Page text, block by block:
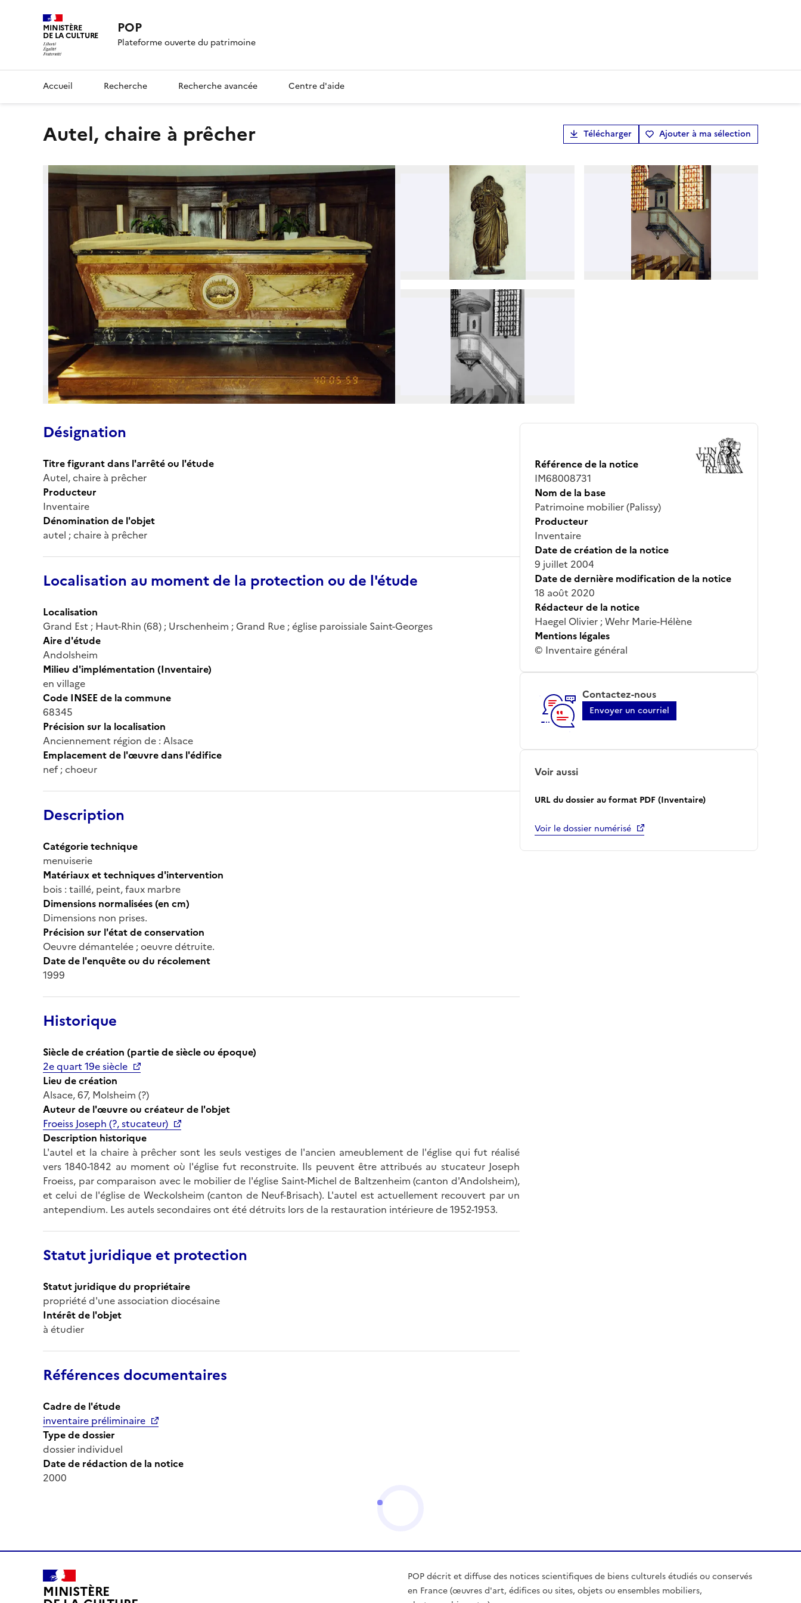
MINISTÈRE
DE LA CULTURE POP
Plateforme ouverte du patrimoine
Accueil Recherche Recherche avancée Centre d'aide
Autel, chaire à prêcher Télécharger Ajouter à ma sélection
Désignation
Titre figurant dans l'arrêté ou l'étude
Autel, chaire à prêcher
Producteur
Inventaire
Dénomination de l'objet
autel ; chaire à prêcher
Localisation au moment de la protection ou de l'étude
Localisation
Grand Est ; Haut-Rhin (68) ; Urschenheim ; Grand Rue ; église paroissiale Saint-Georges
Aire d'étude
Andolsheim
Milieu d'implémentation (Inventaire)
en village
Code INSEE de la commune
68345
Précision sur la localisation
Anciennement région de : Alsace
Emplacement de l'œuvre dans l'édifice
nef ; choeur
Description
Catégorie technique
menuiserie
Matériaux et techniques d'intervention
bois : taillé, peint, faux marbre
Dimensions normalisées (en cm)
Dimensions non prises.
Précision sur l'état de conservation
Oeuvre démantelée ; oeuvre détruite.
Date de l'enquête ou du récolement
1999
Historique
Siècle de création (partie de siècle ou époque)
2e quart 19e siècle
Lieu de création
Alsace, 67, Molsheim (?)
Auteur de l'œuvre ou créateur de l'objet
Froeiss Joseph (?, stucateur)
Description historique
L'autel et la chaire à prêcher sont les seuls vestiges de l'ancien ameublement de l'église qui fut réalisé
vers 1840-1842 au moment où l'église fut reconstruite. Ils peuvent être attribués au stucateur Joseph
Froeiss, par comparaison avec le mobilier de l'église Saint-Michel de Baltzenheim (canton d'Andolsheim),
et celui de l'église de Weckolsheim (canton de Neuf-Brisach). L'autel est actuellement recouvert par un
antependium. Les autels secondaires ont été détruits lors de la restauration intérieure de 1952-1953.
Statut juridique et protection
Statut juridique du propriétaire
propriété d'une association diocésaine
Intérêt de l'objet
à étudier
Références documentaires
Cadre de l'étude
inventaire préliminaire
Type de dossier
dossier individuel
Date de rédaction de la notice
2000
Référence de la notice
IM68008731
Nom de la base
Patrimoine mobilier (Palissy)
Producteur
Inventaire
Date de création de la notice
9 juillet 2004
Date de dernière modification de la notice
18 août 2020
Rédacteur de la notice
Haegel Olivier ; Wehr Marie-Hélène
Mentions légales
© Inventaire général
Contactez-nous
Envoyer un courriel
Voir aussi
URL du dossier au format PDF (Inventaire)
Voir le dossier numérisé
MINISTÈRE
POP décrit et diffuse des notices scientifiques de biens culturels étudiés ou conservés
en France (œuvres d'art, édifices ou sites, objets ou ensembles mobiliers,